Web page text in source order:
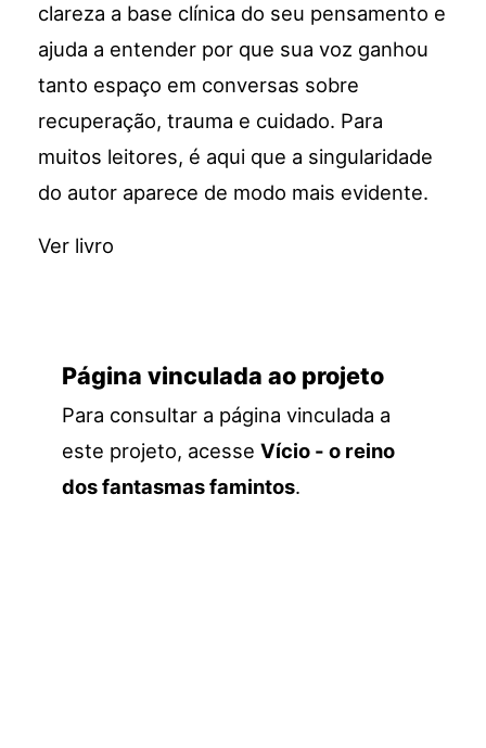
clareza a base clínica do seu pensamento e
ajuda a entender por que sua voz ganhou
tanto espaço em conversas sobre
recuperação, trauma e cuidado. Para
muitos leitores, é aqui que a singularidade
do autor aparece de modo mais evidente.
Ver livro
Página vinculada ao projeto
Para consultar a página vinculada a
este projeto, acesse Vício - o reino
dos fantasmas famintos.